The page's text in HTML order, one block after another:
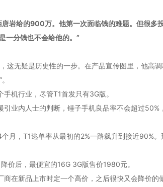
岩给的900万。他第一次面临钱的难题。但很多
一分钱也不会给他的。”
无疑是历史性的一步。在产品宣传图里，他高
机行业，尽管T1首发只有3G版。
业内人士的判断，锤子手机良品率不会超过
月，T1逃单率从最初的2%一路飙升到接近90%
价后，最便宜的16G 3G版售价1980元。
在新品上市时定一个高价，之后很快又会降价